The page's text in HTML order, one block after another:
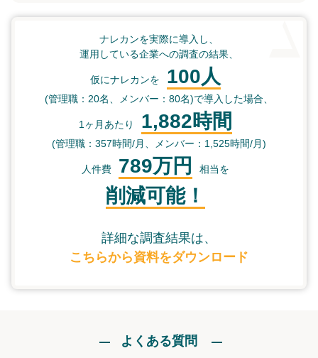
ナレカンを実際に導入し、
運用している企業への調査の結果、
仮にナレカンを 100人
(管理職：20名、メンバー：80名)で導入した場合、
1ヶ月あたり 1,882時間
(管理職：357時間/月、メンバー：1,525時間/月)
人件費 789万円 相当を
削減可能！
詳細な調査結果は、
こちらから資料をダウンロード
よくある質問